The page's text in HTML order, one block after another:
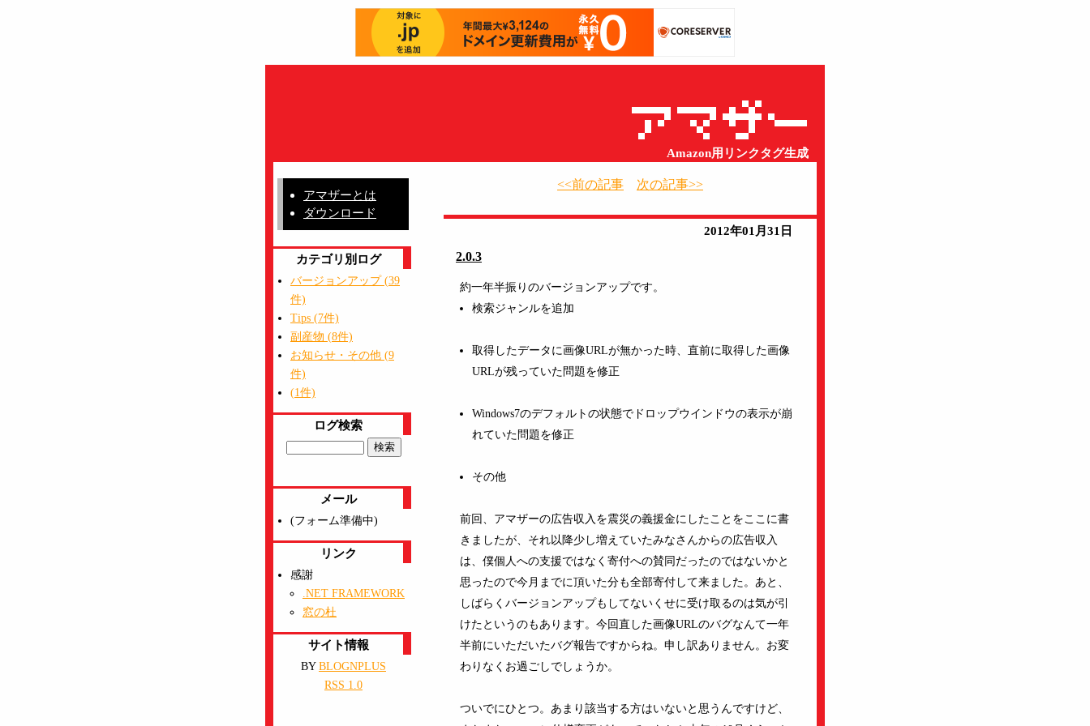
Amazon用リンクタグ生成
アマザーとは
ダウンロード
カテゴリ別ログ
バージョンアップ (39
件)
Tips (7件)
副産物 (8件)
お知らせ・その他 (9
件)
(1件)
ログ検索
メール
(フォーム準備中)
リンク
感謝
.NET FRAMEWORK
窓の杜
サイト情報
BY BLOGNPLUS
RSS 1.0
<<前の記事 次の記事>>
2012年01月31日
2.0.3
約一年半振りのバージョンアップです。
検索ジャンルを追加
取得したデータに画像URLが無かった時、直前に取得した画像
URLが残っていた問題を修正
Windows7のデフォルトの状態でドロップウインドウの表示が崩
れていた問題を修正
その他
前回、アマザーの広告収入を震災の義援金にしたことをここに書
きましたが、それ以降少し増えていたみなさんからの広告収入
は、僕個人への支援ではなく寄付への賛同だったのではないかと
思ったので今月までに頂いた分も全部寄付して来ました。あと、
しばらくバージョンアップもしてないくせに受け取るのは気が引
けたというのもあります。今回直した画像URLのバグなんて一年
半前にいただいたバグ報告ですからね。申し訳ありません。お変
わりなくお過ごしでしょうか。
ついでにひとつ。あまり該当する方はいないと思うんですけど、